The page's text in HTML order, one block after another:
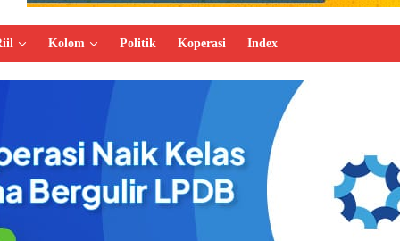
Kolom Politik Koperasi Index